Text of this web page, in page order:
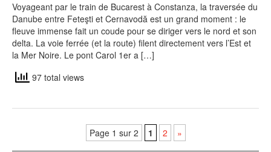
2018
Voyageant par le train de Bucarest à Constanza, la traversée du
Danube entre Feteşti et Cernavodă est un grand moment : le
fleuve immense fait un coude pour se diriger vers le nord et son
delta. La voie ferrée (et la route) filent directement vers l’Est et
la Mer Noire. Le pont Carol 1er a […]
97 total views
Page 1 sur 2 1 2 »